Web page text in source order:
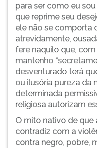
para ser como eu
que reprime seu
ele não se comporta
atrevidamente,
fere naquilo que,
mantenho
desventurado terá
ou ilusória pureza da
determinada
religiosa autorizam
O mito nativo de que
contradiz com a
contra negro, pobre,